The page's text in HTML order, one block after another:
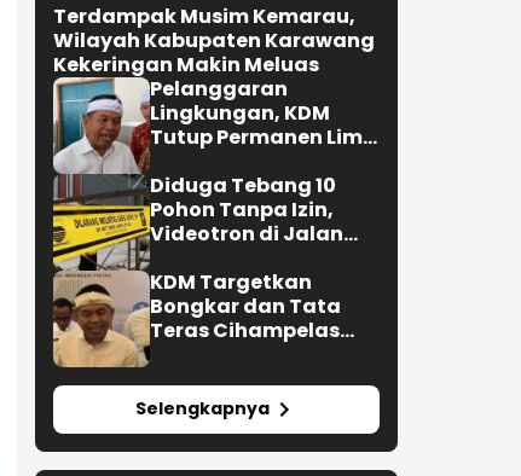
Terdampak Musim Kemarau,
Wilayah Kabupaten Karawang
Kekeringan Makin Meluas
Pelanggaran
Lingkungan, KDM
Tutup Permanen Lima
di Cipatat
Diduga Tebang 10
Pohon Tanpa Izin,
Videotron di Jalan
Bandung Disegel
KDM Targetkan
Bongkar dan Tata
Teras Cihampelas
Selengkapnya